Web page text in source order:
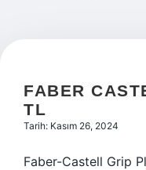
FABER
TL
Tarih: Kasım 26, 2024
Faber-Castell Grip